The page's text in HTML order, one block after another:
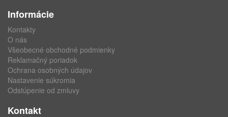
Informácie
Kontakty
O nás
Všeobecné obchodné podmienky
Reklamačný poriadok
Ochrana osobných údajov
Nastavenie súkromia
Odstúpenie od zmluvy
Kontakt